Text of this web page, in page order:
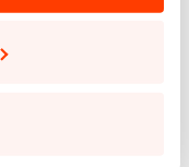
in qualsiasi